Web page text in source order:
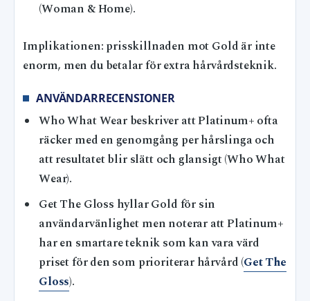
(Woman & Home).
Implikationen: prisskillnaden mot Gold är inte
enorm, men du betalar för extra hårvårdsteknik.
ANVÄNDARRECENSIONER
Who What Wear beskriver att Platinum+ ofta
räcker med en genomgång per hårslinga och
att resultatet blir slätt och glansigt (Who What
Wear).
Get The Gloss hyllar Gold för sin
användarvänlighet men noterar att Platinum+
har en smartare teknik som kan vara värd
priset för den som prioriterar hårvård (Get The
Gloss).